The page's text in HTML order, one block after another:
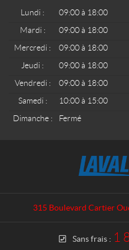
Lundi :
09:00 à 18:00
Mardi :
09:00 à 18:00
Mercredi :
09:00 à 18:00
Jeudi :
09:00 à 18:00
Vendredi :
09:00 à 18:00
Samedi :
10:00 à 15:00
Dimanche :
Fermé
315 Boulevard Cartier
Sans frais : 1